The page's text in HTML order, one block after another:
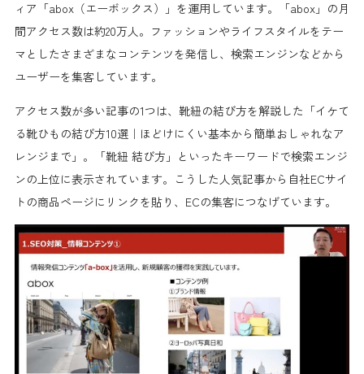
ィア「abox（エーボックス）」を運用しています。「abox」の月
間アクセス数は約20万人。ファッションやライフスタイルをテー
マとしたさまざまなコンテンツを発信し、検索エンジンなどから
ユーザーを集客しています。
アクセス数が多い記事の1つは、靴紐の結び方を解説した「イケて
る靴ひもの結び方10選｜ほどけにくい基本から簡単おしゃれなア
レンジまで」。「靴紐 結び方」といったキーワードで検索エンジ
ンの上位に表示されています。こうした人気記事から自社ECサイ
トの商品ページにリンクを貼り、ECの集客につなげています。